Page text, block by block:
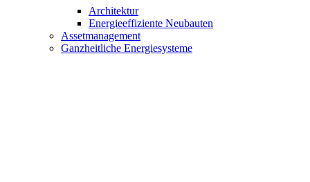
Architektur
Energieeffiziente Neubauten
Assetmanagement
Ganzheitliche Energiesysteme